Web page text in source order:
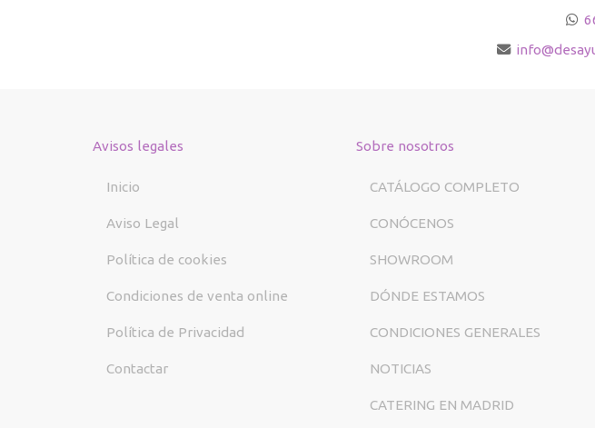
info
Avisos legales
Inicio
Aviso Legal
Política de cookies
Condiciones de venta online
Política de Privacidad
Contactar
Sobre nosotros
CATÁLOGO COMPLETO
CONÓCENOS
SHOWROOM
DÓNDE ESTAMOS
CONDICIONES GENERALES
NOTICIAS
CATERING EN MADRID